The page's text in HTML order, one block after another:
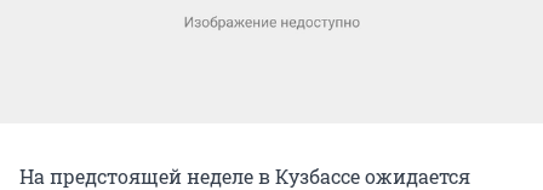
На предстоящей неделе в Кузбассе ожидается